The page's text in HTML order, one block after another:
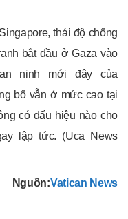
thái độ chống
bắt đầu ở Gaza vào
ninh mới đây của
bố vẫn ở mức cao tại
có dấu hiệu nào cho
lập tức. (Uca News
Nguồn:Vatican News